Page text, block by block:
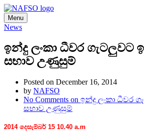
Menu
News
ඉන්දු ලංකා ධීවර ගැටලුවට
සභාව උණුසුම්
Posted on December 16, 2014
by NAFSO
No Comments on ඉන්දු ලංකා ධීවර
සභාව උණුසුම්
2014 දෙසැම්බර් 15 10.40 a.m